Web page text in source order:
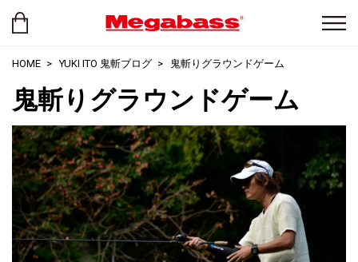
HOME YUKI ITO 鬼斬ブログ 鬼斬りグラウンドゲーム
鬼斬りグラウンドゲーム